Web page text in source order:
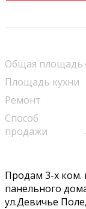
Общая площадь
Площадь кухни
Ремонт
Способ
продажи
Продам 3-х ком.
панельного
ул.Девичье